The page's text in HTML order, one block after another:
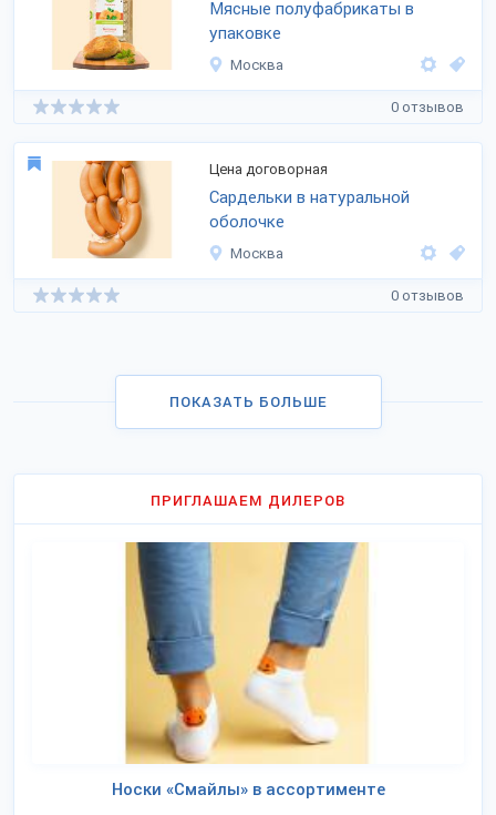
Мясные полуфабрикаты в
упаковке
Москва
0 отзывов
Цена договорная
Сардельки в натуральной
оболочке
Москва
0 отзывов
ПОКАЗАТЬ БОЛЬШЕ
ПРИГЛАШАЕМ ДИЛЕРОВ
Носки «Смайлы» в ассортименте